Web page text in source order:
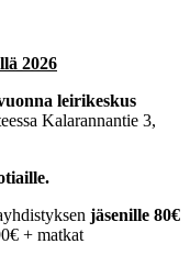
2026
leirikeskus
Kalarannantie 3,
jäsenille 80€
+ matkat